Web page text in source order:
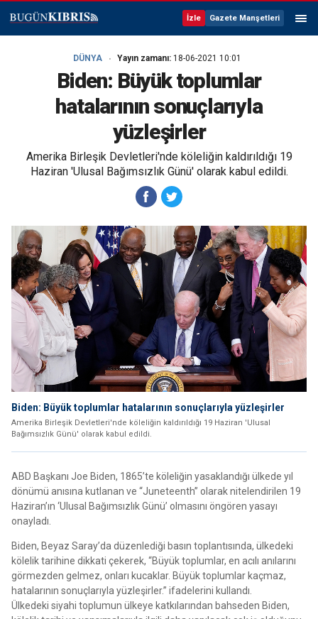
İzle Gazete Manşetleri
DÜNYA Yayın zamanı: 18-06-2021 10:01
Biden: Büyük toplumlar
hatalarının sonuçlarıyla
yüzleşirler
Amerika Birleşik Devletleri'nde köleliğin kaldırıldığı 19
Haziran 'Ulusal Bağımsızlık Günü' olarak kabul edildi.
Biden: Büyük toplumlar hatalarının sonuçlarıyla yüzleşirler
Amerika Birleşik Devletleri'nde köleliğin kaldırıldığı 19 Haziran 'Ulusal
Bağımsızlık Günü' olarak kabul edildi.
ABD Başkanı Joe Biden, 1865’te köleliğin yasaklandığı ülkede yıl
dönümü anısına kutlanan ve “Juneteenth” olarak nitelendirilen 19
Haziran’ın ‘Ulusal Bağımsızlık Günü’ olmasını öngören yasayı
onayladı.
Biden, Beyaz Saray’da düzenlediği basın toplantısında, ülkedeki
kölelik tarihine dikkati çekerek, “Büyük toplumlar, en acılı anılarını
görmezden gelmez, onları kucaklar. Büyük toplumlar kaçmaz,
hatalarının sonuçlarıyla yüzleşirler.” ifadelerini kullandı.
Ülkedeki siyahi toplumun ülkeye katkılarından bahseden Biden,